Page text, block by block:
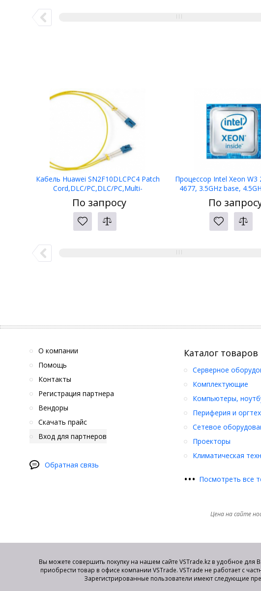
Кабель Huawei SN2F10DLCPC4 Patch
Cord,DLC/PC,DLC/PC,Multi-
mode,10m,A1a.3,2mm,42mm DLC,OM4
bending insensitive
По запросу
Процессор Intel Xeon W3
4677, 3.5GHz base,
8С/16Е, 22.5MB L3,
По
О компании
Помощь
Контакты
Регистрация партнера
Вендоры
Скачать прайс
Вход для партнеров
Обратная связь
Каталог товаров
Серверное
Комплектующие
Компьютеры,
Периферия и
Сетевое
Проекторы
Климатическая
••• Посмотреть все
Цена на сайте
Вы можете совершить покупку на нашем сайте VSTrade.kz в удобное
приобрести товар в офисе компании VSTrade. VSTrade не работает с
Зарегистрированные пользователи имеют следующие